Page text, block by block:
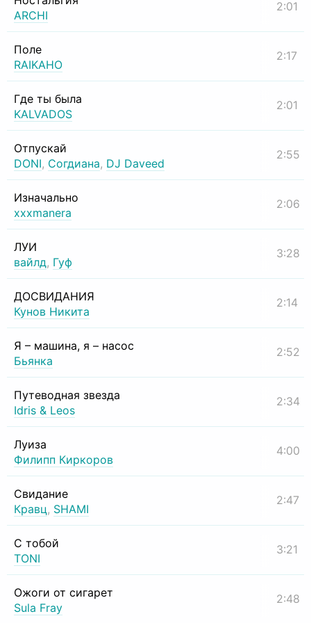
ARCHI
2:01
Поле
RAIKAHO
2:17
Где ты была
KALVADOS
2:01
Отпускай
DONI, Согдиана, DJ Daveed
2:55
Изначально
xxxmanera
2:06
ЛУИ
вайлд, Гуф
3:28
ДОСВИДАНИЯ
Кунов Никита
2:14
Я – машина, я – насос
Бьянка
2:52
Путеводная звезда
Idris & Leos
2:34
Луиза
Филипп Киркоров
4:00
Свидание
Кравц, SHAMI
2:47
С тобой
TONI
3:21
Ожоги от сигарет
Sula Fray
2:48